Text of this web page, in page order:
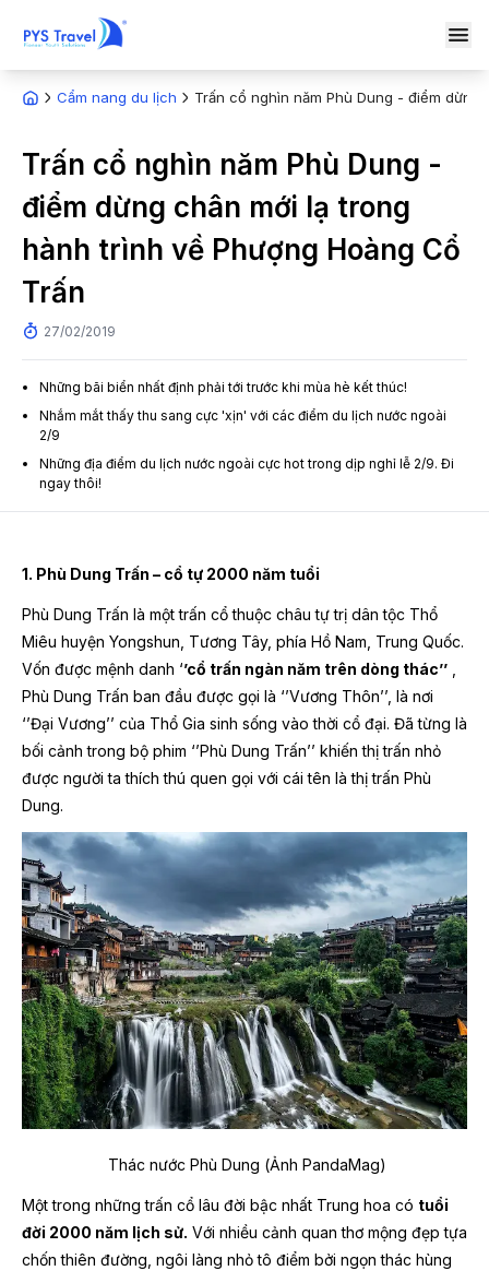
Cẩm nang du lịch Trấn cổ nghìn năm Phù Dung - điểm
Trấn cổ nghìn năm Phù Dung -
điểm dừng chân mới lạ trong
hành trình về Phượng Hoàng Cổ
Trấn
27/02/2019
Những bãi biển nhất định phải tới trước khi mùa hè kết thúc!
Nhắm mắt thấy thu sang cực 'xịn' với các điểm du lịch nước ngoài
2/9
Những địa điểm du lịch nước ngoài cực hot trong dịp nghỉ lễ 2/9. Đi
ngay thôi!
1. Phù Dung Trấn – cổ tự 2000 năm tuổi
Phù Dung Trấn là một trấn cổ thuộc châu tự trị dân tộc Thổ
Miêu huyện Yongshun, Tương Tây, phía Hồ Nam, Trung Quốc.
Vốn được mệnh danh ‘’cổ trấn ngàn năm trên dòng thác’’
Phù Dung Trấn ban đầu được gọi là ‘’Vương Thôn’’, là nơi
‘’Đại Vương’’ của Thổ Gia sinh sống vào thời cổ đại. Đã từng là
bối cảnh trong bộ phim ‘’Phù Dung Trấn’’ khiến thị trấn nhỏ
được người ta thích thú quen gọi với cái tên là thị trấn Phù
Dung.
Thác nước Phù Dung (Ảnh PandaMag)
Một trong những trấn cổ lâu đời bậc nhất Trung hoa có tuổi
đời 2000 năm lịch sử. Với nhiều cảnh quan thơ mộng đẹp tựa
chốn thiên đường, ngôi làng nhỏ tô điểm bởi ngọn thác hùng